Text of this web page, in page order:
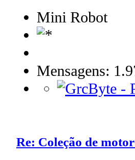
Mini Robot
Mensagens:
Re: Coleção de